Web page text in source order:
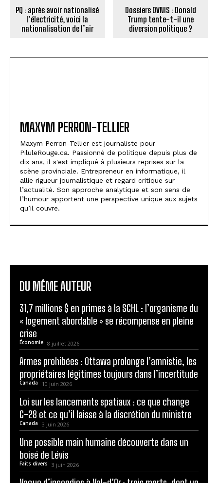
PQ : après avoir nationalisé
l’électricité, voici la
nationalisation de l’air
Dossiers OVNIS : Donald
Trump tente-t-il une
diversion politique ?
PiluleRouge.ca. Passionné de politique depuis plus de
scène provinciale. Entrepreneur en informatique, il
allie rigueur journalistique et regard critique sur
l’actualité. Son approche analytique et son sens de
l’humour apportent une perspective unique aux sujets
qu’il couvre.
DU MÊME AUTEUR
31,7 millions $ en primes à la SCHL : l’organisme du
crise
Économie 8 juillet 2026
Armes prohibées : Ottawa prolonge l’amnistie, les
propriétaires légitimes toujours dans l’incertitude
Canada 10 juin 2026
Loi sur les lancements spatiaux : ce que change
C-28 et ce qu’il laisse à la discrétion du ministre
Canada 3 juin 2026
Une possible main humaine découverte dans un
boisé de Lévis
Faits divers 3 juin 2026
Vague d’incendies à Val-d’Or : trois morts, dont un
père et sa fille, et des soupçons de lien avec le